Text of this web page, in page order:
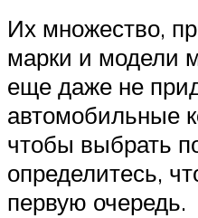
Их множество,
марки и модели
еще даже не
автомобильные
чтобы выбрать
определитесь,
первую очередь.